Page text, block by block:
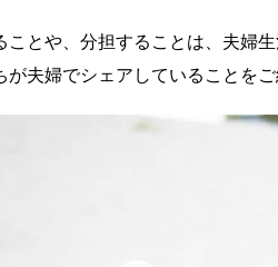
ことや、分担することは、夫婦
が夫婦でシェアしていることをご